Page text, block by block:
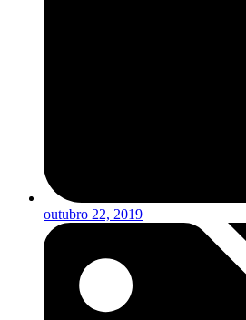
outubro 22, 2019